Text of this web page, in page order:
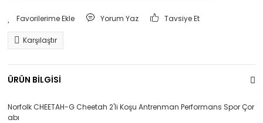
Yorum Yaz Tavsiye Et
Karşılaştır
ÜRÜN BİLGİSİ
Norfolk CHEETAH-G Cheetah 2'li Koşu Antrenman Performans Spor Çor
abı